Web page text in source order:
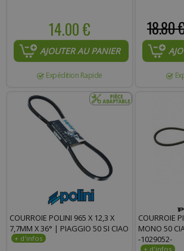
14.00 €
AJOUTER AU PANIER
Expédition Rapide
18.80
COURROIE POLINI 965 X 12,3 X
7,7MM X 36° | PIAGGIO 50 SI CIAO
COURROIE
MONO 50
-1029052-